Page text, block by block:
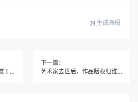
生成海报
王飏：传承宋元之风不能流于形式
下一篇：
艺术家去世后，作品版权归谁？